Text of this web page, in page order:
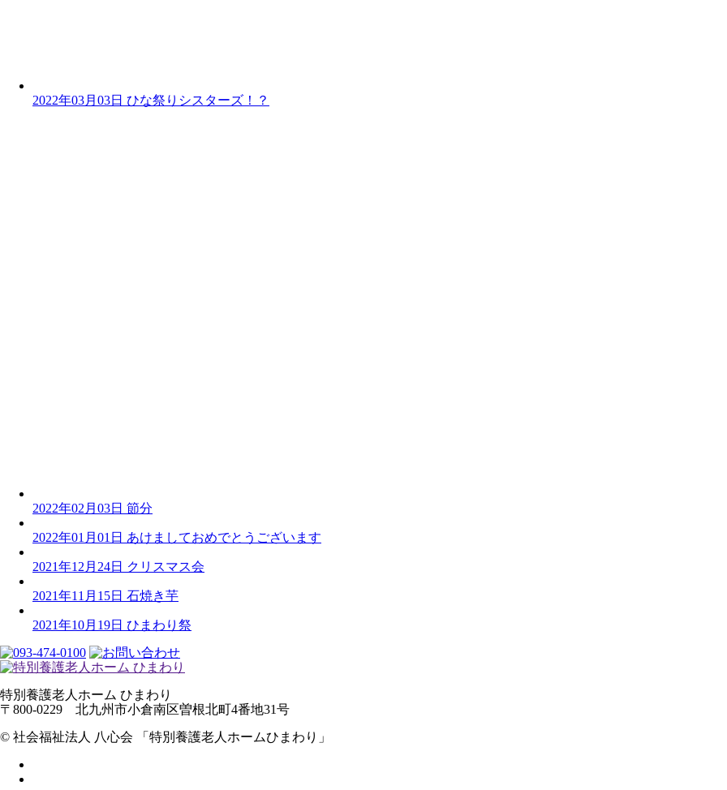
2022年03月03日 ひな祭りシスターズ！？
2022年02月03日 節分
2022年01月01日 あけましておめでとうございます
2021年12月24日 クリスマス会
2021年11月15日 石焼き芋
2021年10月19日 ひまわり祭
特別養護老人ホーム ひまわり
〒800-0229 北九州市小倉南区曽根北町4番地31号
©︎ 社会福祉法人 八心会 「特別養護老人ホームひまわり」